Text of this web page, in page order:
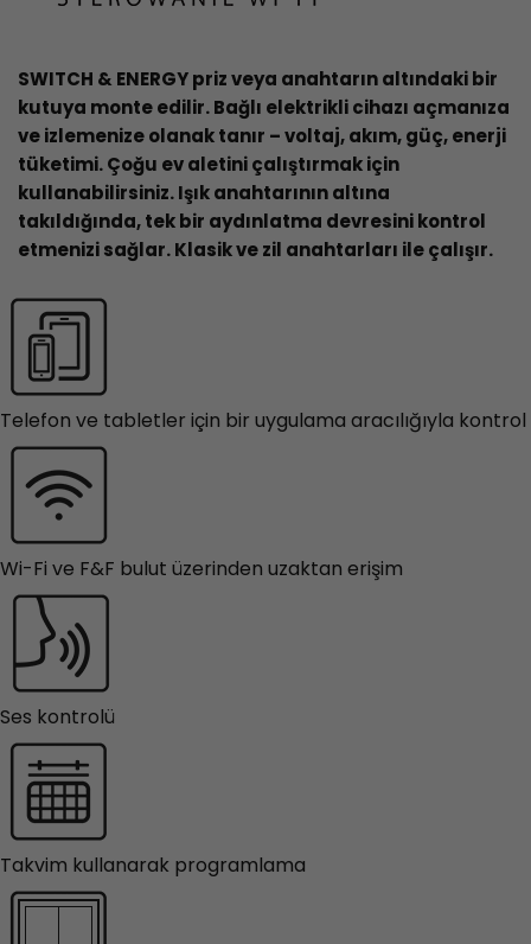
SWITCH & ENERGY priz veya anahtarın altındaki bir
kutuya monte edilir. Bağlı elektrikli cihazı açmanıza
ve izlemenize olanak tanır – voltaj, akım, güç, enerji
tüketimi. Çoğu ev aletini çalıştırmak için
kullanabilirsiniz. Işık anahtarının altına
takıldığında, tek bir aydınlatma devresini kontrol
etmenizi sağlar. Klasik ve zil anahtarları ile çalışır.
Telefon ve tabletler için bir uygulama aracılığıyla kontrol
Wi-Fi ve F&F bulut üzerinden uzaktan erişim
Ses kontrolü
Takvim kullanarak programlama